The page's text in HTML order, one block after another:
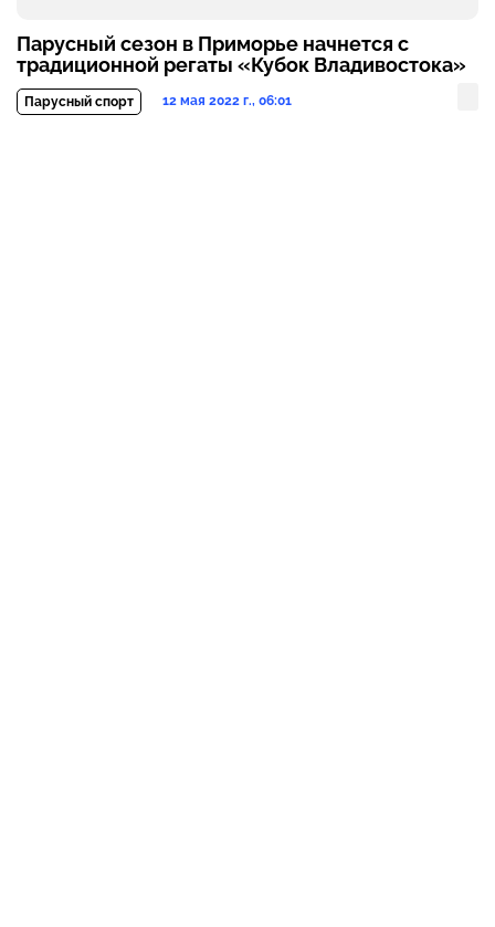
Парусный сезон в Приморье начнется с
традиционной регаты «Кубок Владивостока»
Парусный спорт 12 мая 2022 г., 06:01